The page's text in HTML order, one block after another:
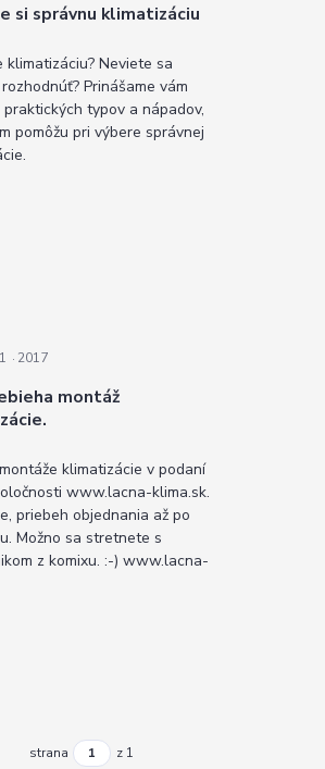
si správnu klimatizáciu
klimatizáciu? Neviete sa
Prinášame vám
typov a nápadov,
pomôžu pri výbere správnej
montáž
2017
klimatizácie v podaní
www.lacna-klima.sk.
priebeh objednania až po
Možno sa stretnete s
z komixu. :-) www.lacna-
strana z 1